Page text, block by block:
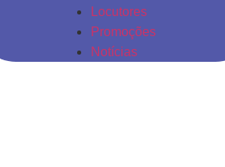
Locutores
Promoções
Notícias